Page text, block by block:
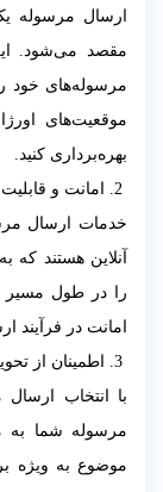
ارسال مرسوله
مقصد می‌شود.
مرسوله‌های خود
موقعیت‌های
بهره‌برداری کنید.
خدمات ارسال
آنلاین هستند
را در طول مسیر
امانت در فرآیند
با انتخاب
مرسوله شما
موضوع به ویژه